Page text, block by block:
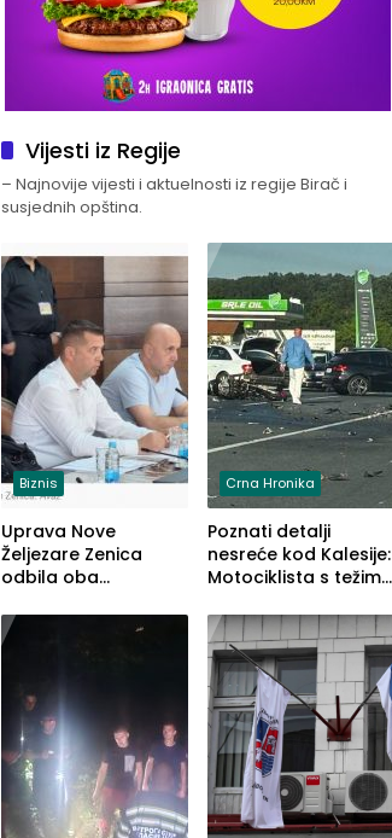
Vijesti iz Regije
– Najnovije vijesti i aktuelnosti iz regije Birač i
susjednih opština.
Biznis
Uprava Nove
Željezare Zenica
odbila oba
FBiH: Ustrajni da je
stečaj jedino rješenje
Crna Hronika
Poznati detalji
nesreće kod Kalesije:
Motociklista s težim,
lakšim povredama